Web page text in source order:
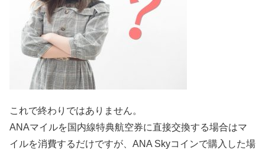
これで終わりではありません。
ANAマイルを国内線特典航空券に直接交換する場合はマ
イルを消費するだけですが、ANA Skyコインで購入した場